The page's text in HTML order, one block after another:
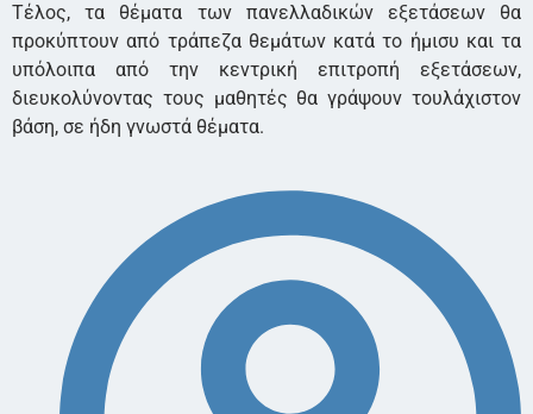
Τέλος, τα θέματα των πανελλαδικών εξετάσεων θα
προκύπτουν από τράπεζα θεμάτων κατά το ήμισυ και τα
υπόλοιπα από την κεντρική επιτροπή εξετάσεων,
διευκολύνοντας τους μαθητές θα γράψουν τουλάχιστον
βάση, σε ήδη γνωστά θέματα.